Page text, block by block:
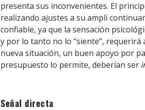
presenta sus inconvenientes. El
realizando ajustes a su ampli
confiable, ya que la sensación
y por lo tanto no lo “siente”,
nueva situación, un buen apoyo por
presupuesto lo permite, deberían ser
Señal directa